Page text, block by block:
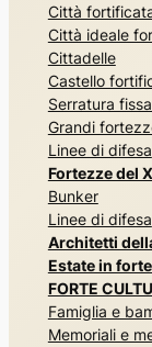
Città
Città ideale
Cittadelle
Castello
Serratura
Grandi
Linee di difesa
Fortezze del
Bunker
Linee di difesa
Architetti
Estate in
FORTE
Famiglia e
Memoriali e